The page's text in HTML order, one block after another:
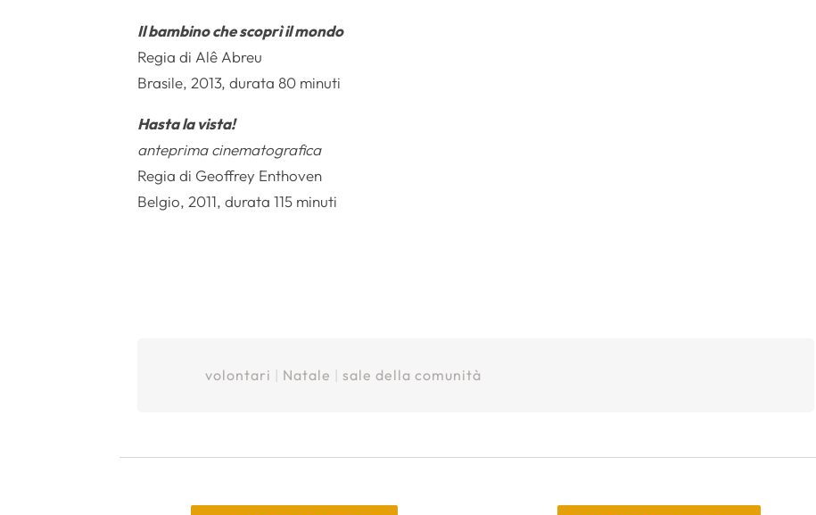
Il bambino che scoprì il mondo
Regia di Alê Abreu
Brasile, 2013, durata 80 minuti
Hasta la vista!
anteprima cinematografica
Regia di Geoffrey Enthoven
Belgio, 2011, durata 115 minuti
volontari | Natale |sale della comunità